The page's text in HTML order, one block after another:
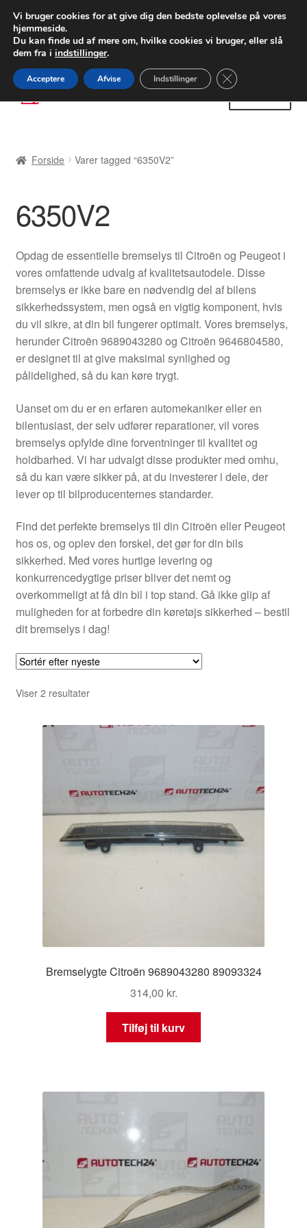
LEVERING fra 55 kr.
FEDEX verdensomspændende forsendelse
80 82 72 02
Spring
til
Spring
til
Betalinger
Kasse
Klageprocedure
Kontakte
Kurv
Min Konto
Om os
Privatlivspolitik
Vilkår og betingelser
Forside Varer tagged “6350V2”
6350V2
Opdag de essentielle bremselys til Citroën og Peugeot i
vores omfattende udvalg af kvalitetsautodele. Disse
bremselys er ikke bare en nødvendig del af bilens
sikkerhedssystem, men også en vigtig komponent, hvis
du vil sikre, at din bil fungerer optimalt. Vores bremselys,
herunder Citroën 9689043280 og Citroën 9646804580,
er designet til at give maksimal synlighed og
pålidelighed, så du kan køre trygt.
Uanset om du er en erfaren automekaniker eller en
bilentusiast, der selv udfører reparationer, vil vores
bremselys opfylde dine forventninger til kvalitet og
holdbarhed. Vi har udvalgt disse produkter med omhu,
så du kan være sikker på, at du investerer i dele, der
lever op til bilproducenternes standarder.
Find det perfekte bremselys til din Citroën eller Peugeot
hos os, og oplev den forskel, det gør for din bils
sikkerhed. Med vores hurtige levering og
konkurrencedygtige priser bliver det nemt og
overkommeligt at få din bil i top stand. Gå ikke glip af
muligheden for at forbedre din køretøjs sikkerhed – bestil
dit bremselys i dag!
Viser 2 resultaterSorteret
seneste
Bremselygte Citroën 9689043280 89093324
314,00 kr.
Tilføj til kurv
Vi bruger cookies for at give dig den bedste oplevelse på vores
hjemmeside.
Du kan finde ud af mere om, hvilke cookies vi bruger, eller slå
dem fra i indstillinger.
Acceptere Afvise Indstillinger Close GDPR